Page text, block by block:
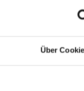
Über